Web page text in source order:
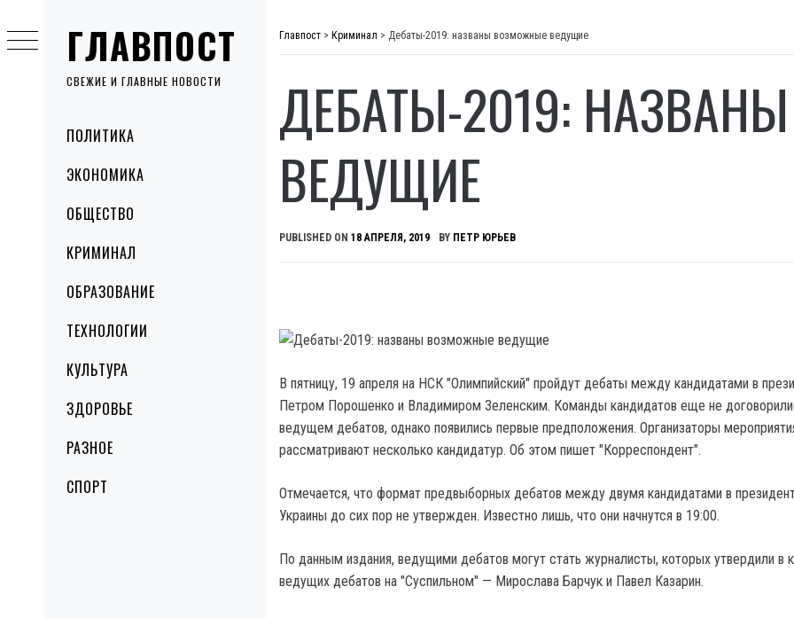
ГЛАВПОСТ
СВЕЖИЕ И ГЛАВНЫЕ НОВОСТИ
MenuПОЛИТИКА
ЭКОНОМИКА
ОБЩЕСТВО
КРИМИНАЛ
ОБРАЗОВАНИЕ
ТЕХНОЛОГИИ
КУЛЬТУРА
ЗДОРОВЬЕ
РАЗНОЕ
СПОРТ
to
content
Главпост > Криминал > Дебаты-2019: названы возможные ведущие
ДЕБАТЫ-2019:
ВЕДУЩИЕ
PUBLISHED ON 18 АПРЕЛЯ, 2019 BY ПЕТР ЮРЬЕВ
В пятницу, 19 апреля на НСК "Олимпийский" пройдут дебаты между кандидатами в
Петром Порошенко и Владимиром Зеленским. Команды кандидатов еще не
ведущем дебатов, однако появились первые предположения. Организаторы
рассматривают несколько кандидатур. Об этом пишет "Корреспондент".
Отмечается, что формат предвыборных дебатов между двумя кандидатами в
Украины до сих пор не утвержден. Известно лишь, что они начнутся в 19:00.
По данным издания, ведущими дебатов могут стать журналисты, которых утвердили в
ведущих дебатов на "Суспильном" — Мирослава Барчук и Павел Казарин.